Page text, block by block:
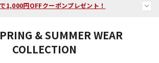
1,000円OFFクーポンプレゼント！
& SUMMER WEAR
COLLECTION